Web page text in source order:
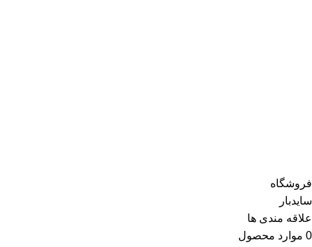
فروشگاه
سایدبار
علاقه مندی ها
0 موارد محصول